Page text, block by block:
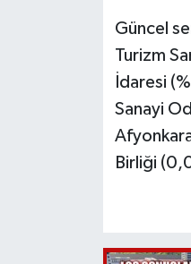
Güncel
Turizm
İdaresi
Sanayi
Birliği